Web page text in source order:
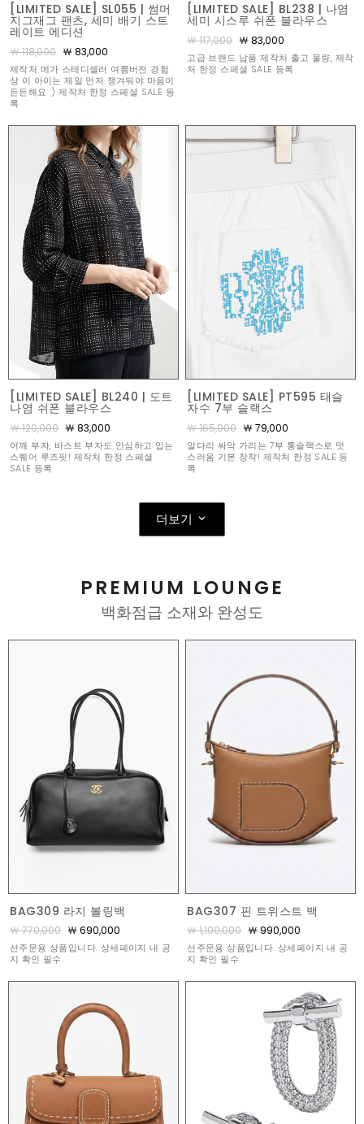
[LIMITED SALE] SL055 | 썸머
지그재그 팬츠, 세미 배기 스트
레이트 에디션
￦ 118,000 ￦ 83,000
제작처 메가 스테디셀러 여름버전 경험
상 이 아이는 제일 먼저 챙겨둬야 마음이
든든해요 :) 제작처 한정 스페셜 SALE 등
록
[LIMITED SALE] BL238 | 나염
세미 시스루 쉬폰 블라우스
￦ 117,000 ￦ 83,000
고급 브랜드 납품 제작처 출고 물량, 제작
처 한정 스페셜 SALE 등록
[LIMITED SALE] BL240 | 도트
나염 쉬폰 블라우스
￦ 120,000 ￦ 83,000
어깨 부자, 바스트 부자도 안심하고 입는
스퀘어 루즈핏! 제작처 한정 스페셜
SALE 등록
[LIMITED SALE] PT595 태슬
자수 7부 슬랙스
￦ 165,000 ￦ 79,000
알다리 싸악 가리는 7부 통슬랙스로 멋
스러움 기본 장착! 제작처 한정 SALE 등
록
더보기
PREMIUM LOUNGE
백화점급 소재와 완성도
BAG309 라지 볼링백
￦ 770,000 ￦ 690,000
선주문용 상품입니다. 상세페이지 내 공
지 확인 필수
BAG307 핀 트위스트 백
￦ 1,100,000 ￦ 990,000
선주문용 상품입니다. 상세페이지 내 공
지 확인 필수